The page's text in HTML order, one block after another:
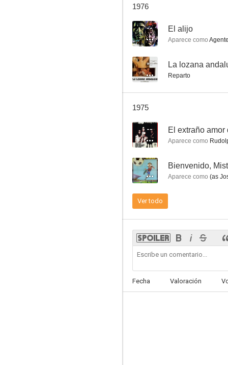
--
La lozana andaluza
--
1976
-- El alijo
Aparece como
-- La lozana
Reparto
1975
-- El extraño
Aparece como
-- Bienvenido,
Aparece como (as
Ver todo
Fecha Valoración